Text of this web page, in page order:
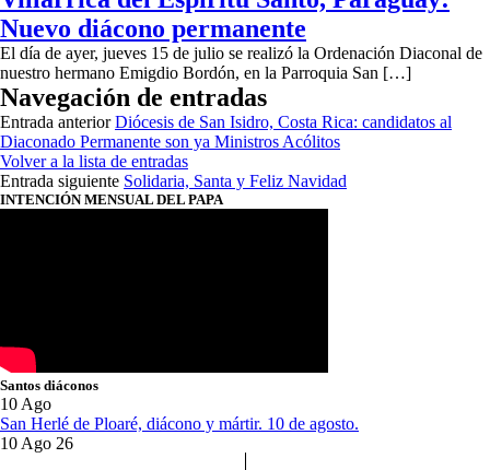
Nuevo diácono permanente
El día de ayer, jueves 15 de julio se realizó la Ordenación Diaconal de
nuestro hermano Emigdio Bordón, en la Parroquia San […]
Navegación de entradas
Entrada anterior Diócesis de San Isidro, Costa Rica: candidatos al
Diaconado Permanente son ya Ministros Acólitos
Volver a la lista de entradas
Entrada siguiente Solidaria, Santa y Feliz Navidad
INTENCIÓN MENSUAL DEL PAPA
Santos diáconos
10 Ago
San Herlé de Ploaré, diácono y mártir. 10 de agosto.
10 Ago 26